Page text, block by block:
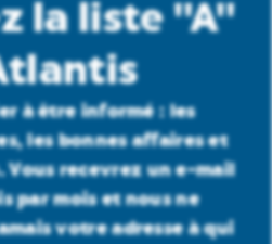
la liste "A"
à être informé : les
les bonnes affaires et
Vous recevrez un e-mail
par mois et nous ne
votre adresse à qui